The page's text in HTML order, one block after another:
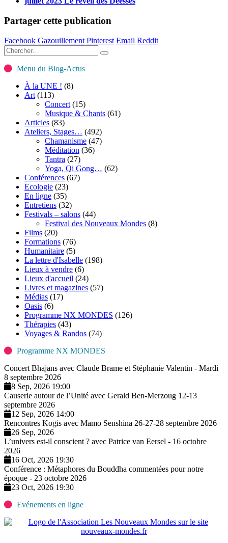
Partager cette publication
Facebook Gazouillement Pinterest Email Reddit
Menu du Blog-Actus
À la UNE ! (8)
Art (113)
Concert (15)
Musique & Chants (61)
Articles (83)
Ateliers, Stages… (492)
Chamanisme (47)
Méditation (36)
Tantra (27)
Yoga, Qi Gong… (62)
Conférences (67)
Ecologie (23)
En ligne (35)
Entretiens (32)
Festivals – salons (44)
Festival des Nouveaux Mondes (8)
Films (20)
Formations (76)
Humanitaire (5)
La lettre d'Isabelle (198)
Lieux à vendre (6)
Lieux d'accueil (24)
Livres et magazines (57)
Médias (17)
Oasis (6)
Programme NX MONDES (126)
Thérapies (43)
Voyages & Randos (74)
Programme NX MONDES
Concert Bhajans avec Claude Brame et Stéphanie Valentin - Mardi
8 septembre 2026
8 Sep, 2026 19:00
Causerie autour de l’Unité avec Gerald Ben-Merzoug 12-13
septembre 2026
12 Sep, 2026 14:00
Rencontres Kogis avec Mamo Senshina 26-27-28 septembre 2026
26 Sep, 2026
L’univers est-il conscient ? avec Patrice van Eersel - 16 octobre
2026
16 Oct, 2026 19:30
Conférence : Métaphores du Bouddha commentées pour notre
époque - 23 octobre 2026
23 Oct, 2026 19:30
Evénements en ligne